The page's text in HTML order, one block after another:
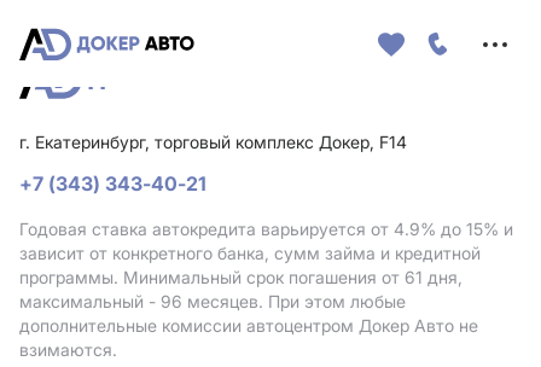
г. Екатеринбург, торговый комплекс Докер, F14
+7 (343) 343-40-21
Годовая ставка автокредита варьируется от 4.9% до 15% и
зависит от конкретного банка, сумм займа и кредитной
программы. Минимальный срок погашения от 61 дня,
максимальный - 96 месяцев. При этом любые
дополнительные комиссии автоцентром Докер Авто не
взимаются.